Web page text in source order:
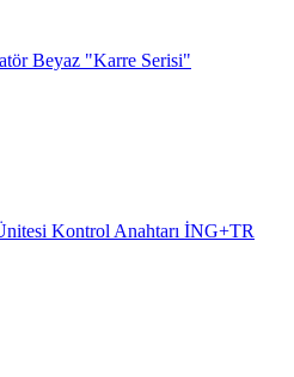
Beyaz "Karre Serisi"
Kontrol Anahtarı İNG+TR